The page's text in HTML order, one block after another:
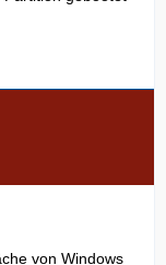
von Windows